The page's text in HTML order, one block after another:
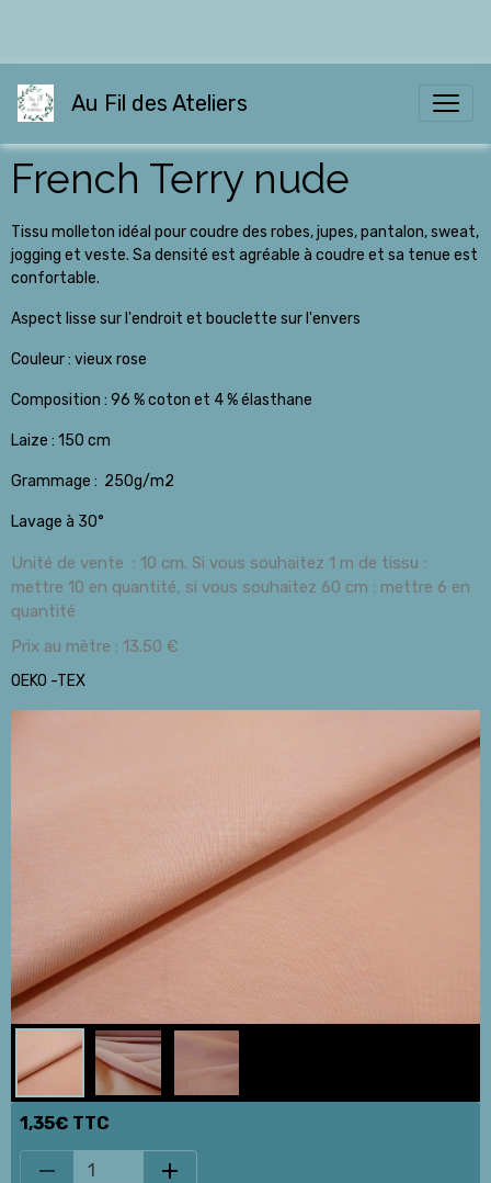
Au Fil des Ateliers
French Terry nude
Tissu molleton idéal pour coudre des robes, jupes, pantalon, sweat,
jogging et veste. Sa densité est agréable à coudre et sa tenue est
confortable.
Aspect lisse sur l'endroit et bouclette sur l'envers
Couleur : vieux rose
Composition : 96 % coton et 4 % élasthane
Laize : 150 cm
Grammage : 250g/m2
Lavage à 30°
Unité de vente : 10 cm. Si vous souhaitez 1 m de tissu :
mettre 10 en quantité, si vous souhaitez 60 cm : mettre 6 en
quantité
Prix au mètre : 13.50 €
OEKO -TEX
1,35€ TTC